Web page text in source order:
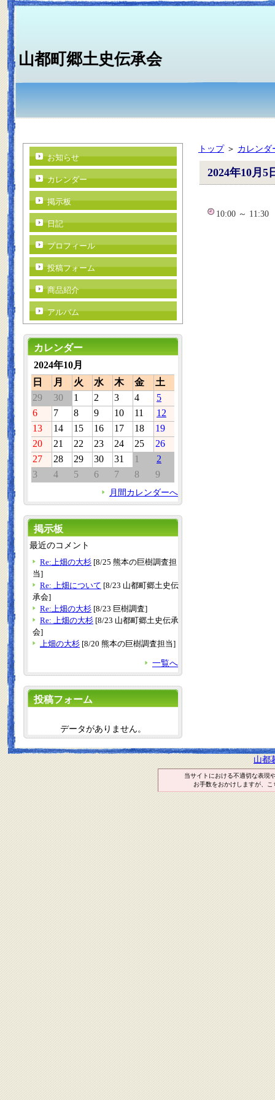
山都町郷土史伝承会
トップ＞ カレンダ
2024年10月5
10:00 ～
お知らせ
カレンダー
掲示板
日記
プロフィール
投稿フォーム
商品紹介
アルバム
カレンダー
2024年10月
日
月 火 水 木 金
土
29
30 1 2 3 4
5
6
7 8 9 10 11
12
13
14 15 16 17 18
19
20
21 22 23 24 25
26
27
28 29 30 31 1
2
3
4 5 6 7 8 9
月間カレンダーへ
掲示板
最近のコメント
Re:上畑の大杉 [8/25 熊本の巨樹調査担
当]
Re: 上畑について [8/23 山都町郷土史伝
承会]
Re:上畑の大杉 [8/23 巨樹調査]
Re: 上畑の大杉 [8/23 山都町郷土史伝承
会]
上畑の大杉 [8/20 熊本の巨樹調査担当]
一覧へ
投稿フォーム
データがありません。
山都
当サイトにおける不適切な表現
お手数をおかけしますが、こ